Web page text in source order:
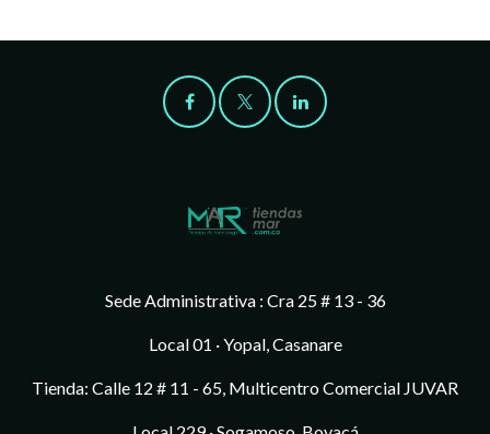
Sede Administrativa : Cra 25 # 13 - 36
Local 01 · Yopal, Casanare
Tienda: Calle 12 # 11 - 65, Multicentro Comercial JUVAR